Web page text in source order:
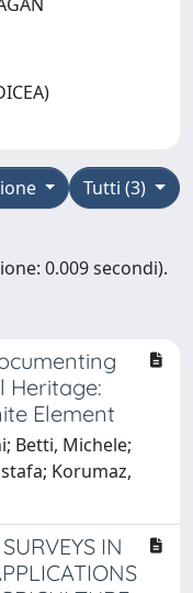
Tutti (3)
0.009 secondi).
Heritage:
Element
Betti, Michele;
Korumaz,
IN